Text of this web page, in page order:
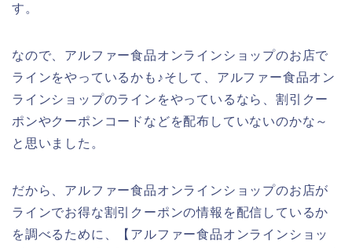
す。
なので、アルファー食品オンラインショップのお店で
ラインをやっているかも♪そして、アルファー食品オン
ラインショップのラインをやっているなら、割引クー
ポンやクーポンコードなどを配布していないのかな～
と思いました。
だから、アルファー食品オンラインショップのお店が
ラインでお得な割引クーポンの情報を配信しているか
を調べるために、【アルファー食品オンラインショッ